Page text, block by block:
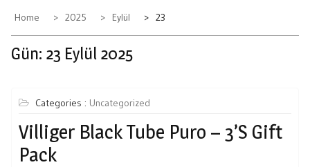
Home 2025 Eylül 23
Gün: 23 Eylül 2025
Categories : Uncategorized
Villiger Black Tube Puro – 3’s Gift
Pack